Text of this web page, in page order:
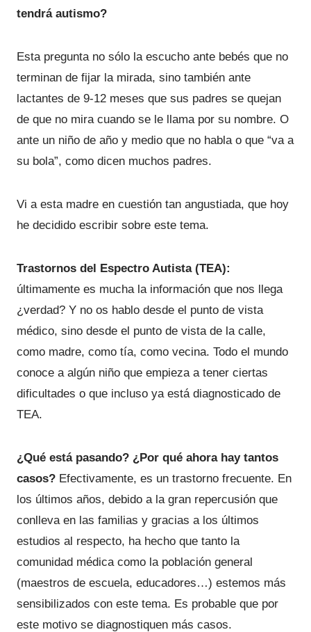
tendrá autismo?
Esta pregunta no sólo la escucho ante bebés que no
terminan de fijar la mirada, sino también ante
lactantes de 9-12 meses que sus padres se quejan
de que no mira cuando se le llama por su nombre. O
ante un niño de año y medio que no habla o que “va a
su bola”, como dicen muchos padres.
Vi a esta madre en cuestión tan angustiada, que hoy
he decidido escribir sobre este tema.
Trastornos del Espectro Autista (TEA):
últimamente es mucha la información que nos llega
¿verdad? Y no os hablo desde el punto de vista
médico, sino desde el punto de vista de la calle,
como madre, como tía, como vecina. Todo el mundo
conoce a algún niño que empieza a tener ciertas
dificultades o que incluso ya está diagnosticado de
TEA.
¿Qué está pasando? ¿Por qué ahora hay tantos
casos? Efectivamente, es un trastorno frecuente. En
los últimos años, debido a la gran repercusión que
conlleva en las familias y gracias a los últimos
estudios al respecto, ha hecho que tanto la
comunidad médica como la población general
(maestros de escuela, educadores…) estemos más
sensibilizados con este tema. Es probable que por
este motivo se diagnostiquen más casos.